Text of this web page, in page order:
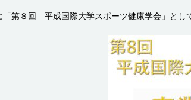
「第８回 平成国際大学スポーツ健康学会」とし